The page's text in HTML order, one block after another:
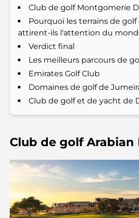
Les 7 meilleures salles de sport
summum du fitness
Le guide ultime des
de Palm Jumeirah
Découvrez les meilleurs petits-
Business Bay, à Dubaï.
Lamborghini les plus chères
liste ultime des
L'école GEMS la plus chère de
complet pour les parents
Club de golf Montgomerie
Pourquoi les terrains de
attirent-ils l'attention du
Verdict final
Les meilleurs parcours de
Emirates Golf Club
Domaines de golf de
Club de golf et de yacht de
Club de golf Arabian